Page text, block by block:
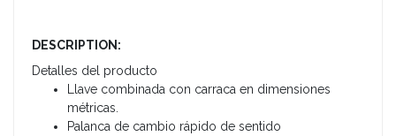
DESCRIPTION:
Detalles del producto
Llave combinada con carraca en dimensiones
métricas.
Palanca de cambio rápido de sentido